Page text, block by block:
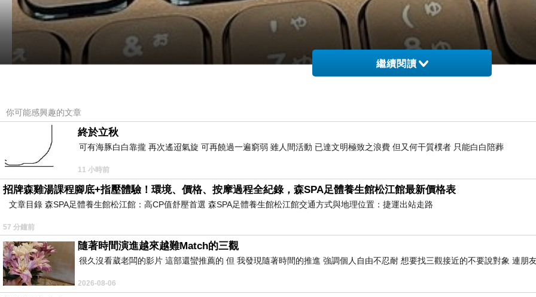
上一篇：自己動手豐衣足食：我的酸湯麵
繼續閱讀
你可能感興趣的文章
終於立秋
可有海豚白白靠攏 再次遙迢氣旋 可再饒過一遍窮弱 雖人間活動 已達文明極致之浪費 但又何干質樸者 只能白白陪葬
11 小時前
招牌森雞湯課程腳底+指壓體驗！環境、價格、按摩過程全紀錄，森SPA足體養生館松江館最新價格表
文章目錄 森SPA足體養生館松江館：高CP值舒壓首選 森SPA足體養生館松江館交通方式與地理位置：捷運出站走路
57 分鐘前
隨著時間演進越來越難Match的三觀
很久沒看葳老闆的影片 這部還蠻推薦的 但 我發現隨著時間的推進 強調個人自由不忍耐 想要找三觀接近的不要說對象 連朋
2026-08-06